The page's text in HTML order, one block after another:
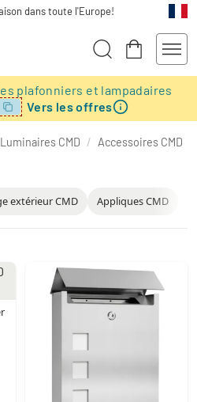
dans toute l'Europe!
plafonniers et lampadaires
Vers les offres
Luminaires CMD / Accessoires CMD
extérieur CMD Appliques CMD